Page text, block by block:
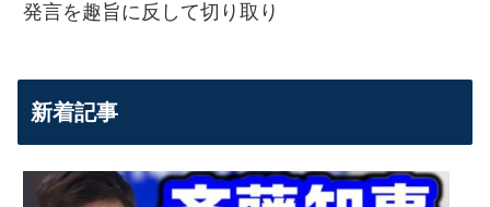
発言を趣旨に反して切り取り
新着記事